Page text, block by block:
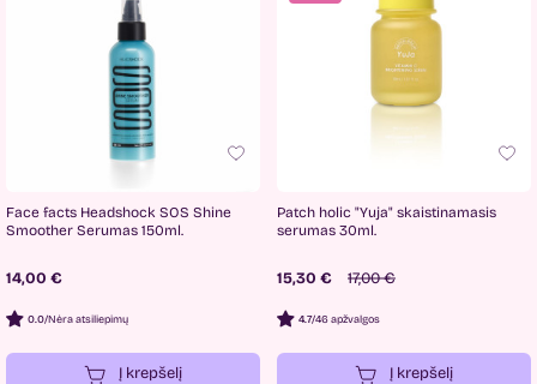
Face facts Headshock SOS Shine
Smoother Serumas 150ml.
14,00 €
0.0/Nėra atsiliepimų
Į krepšelį
Patch holic "Yuja" skaistinamasis
serumas 30ml.
15,30 € 17,00 €
4.7/46 apžvalgos
Į krepšelį